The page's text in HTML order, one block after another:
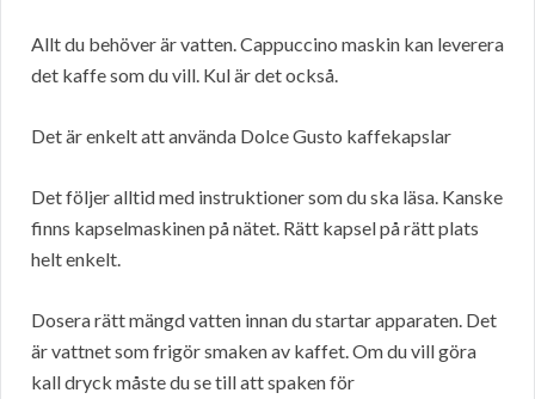
Allt du behöver är vatten. Cappuccino maskin kan leverera
det kaffe som du vill. Kul är det också.
Det är enkelt att använda Dolce Gusto kaffekapslar
Det följer alltid med instruktioner som du ska läsa. Kanske
finns kapselmaskinen på nätet. Rätt kapsel på rätt plats
helt enkelt.
Dosera rätt mängd vatten innan du startar apparaten. Det
är vattnet som frigör smaken av kaffet. Om du vill göra
kall dryck måste du se till att spaken för